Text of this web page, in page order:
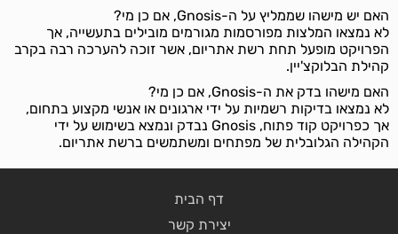
האם יש מישהו שממליץ על ה-Gnosis, אם כן מי?
לא נמצאו המלצות מפורסמות מגורמים מובילים בתעשייה, אך
הפרויקט מופעל תחת רשת אתריום, אשר זוכה להערכה רבה בקרב
קהילת הבלוקצ'יין.
האם מישהו בדק את ה-Gnosis, אם כן מי?
לא נמצאו בדיקות רשמיות על ידי ארגונים או אנשי מקצוע בתחום,
אך כפרויקט קוד פתוח, Gnosis נבדק ונמצא בשימוש על ידי
הקהילה הגלובלית של מפתחים ומשתמשים ברשת אתריום.
דף הבית
יצירת קשר